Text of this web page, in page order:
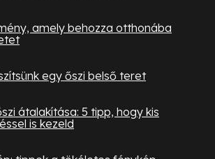
amely behozza otthonába
egy őszi belső teret
átalakítása: 5 tipp, hogy kis
is kezeld